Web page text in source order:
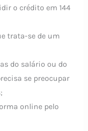
o crédito em 144
trata-se de um
do salário ou do
se preocupar
online pelo